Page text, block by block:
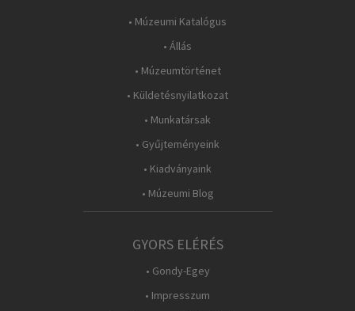
• Múzeumi Katalógus
• Állás
• Múzeumtörténet
• Küldetésnyilatkozat
• Munkatársak
• Gyűjteményeink
• Kiadványaink
• Múzeumi Blog
GYORS ELÉRÉS
• Gondy-Egey
• Impresszum